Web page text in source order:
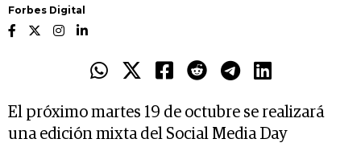
Forbes Digital
El próximo martes 19 de octubre se realizará
una edición mixta del Social Media Day